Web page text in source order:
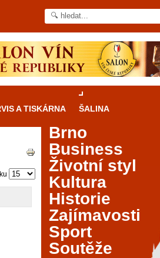
A TISKÁRNA ŠALINA
Od
ale také
Brno
Business
Životní styl
Kultura
Historie
Zajímavosti
Sport
Soutěže